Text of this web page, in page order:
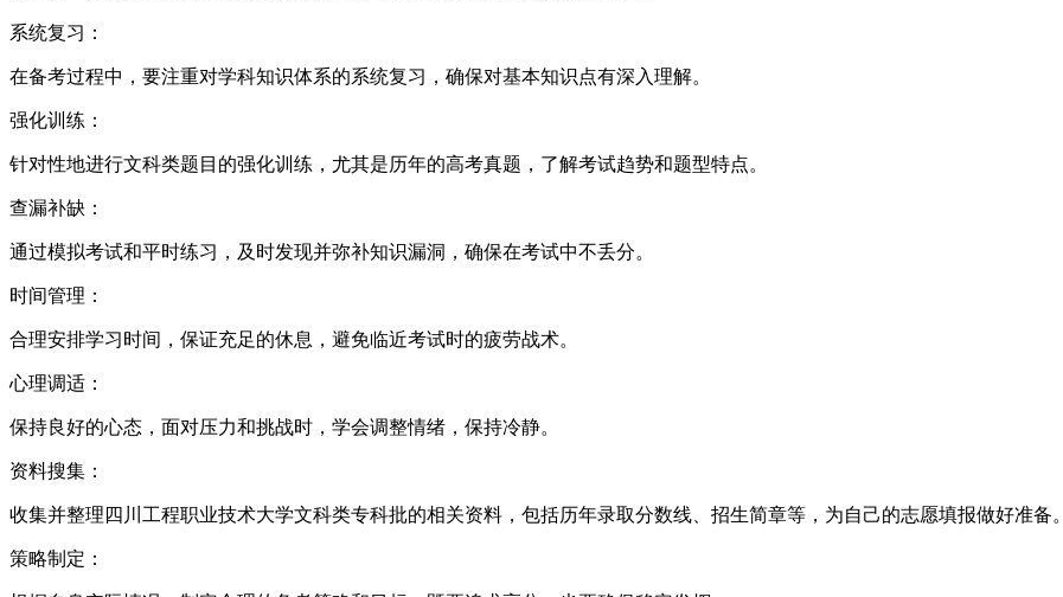
系统复习：
在备考过程中，要注重对学科知识体系的系统复习，确保对基本知识点有深入理解。
强化训练：
针对性地进行文科类题目的强化训练，尤其是历年的高考真题，了解考试趋势和题型特点。
查漏补缺：
通过模拟考试和平时练习，及时发现并弥补知识漏洞，确保在考试中不丢分。
时间管理：
合理安排学习时间，保证充足的休息，避免临近考试时的疲劳战术。
心理调适：
保持良好的心态，面对压力和挑战时，学会调整情绪，保持冷静。
资料搜集：
收集并整理四川工程职业技术大学文科类专科批的相关资料，包括历年录取分数线、招生简章等，为自己的志愿填报做好准备。
策略制定：